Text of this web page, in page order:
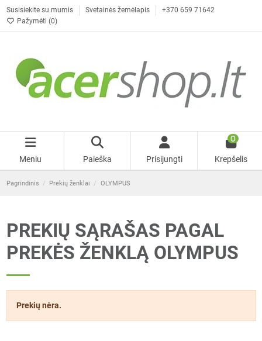
Susisiekite su mumis Svetainės žemėlapis
+370 659 71642
Pažymėti (0)
Meniu Paieška Prisijungti
0
Krepšelis
Pagrindinis Prekių ženklai OLYMPUS
PREKIŲ SĄRAŠAS PAGAL
PREKĖS ŽENKLĄ OLYMPUS
Prekių nėra.